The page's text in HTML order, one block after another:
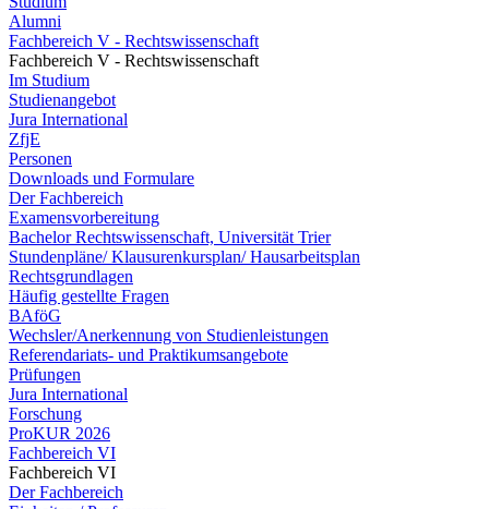
Alumni
Fachbereich V - Rechtswissenschaft
Fachbereich V - Rechtswissenschaft
Im Studium
Studienangebot
Jura International
ZfjE
Personen
Downloads und Formulare
Der Fachbereich
Examensvorbereitung
Bachelor Rechtswissenschaft, Universität Trier
Stundenpläne/ Klausurenkursplan/ Hausarbeitsplan
Rechtsgrundlagen
Häufig gestellte Fragen
BAföG
Wechsler/Anerkennung von Studienleistungen
Referendariats- und Praktikumsangebote
Prüfungen
Jura International
Forschung
ProKUR 2026
Fachbereich VI
Fachbereich VI
Der Fachbereich